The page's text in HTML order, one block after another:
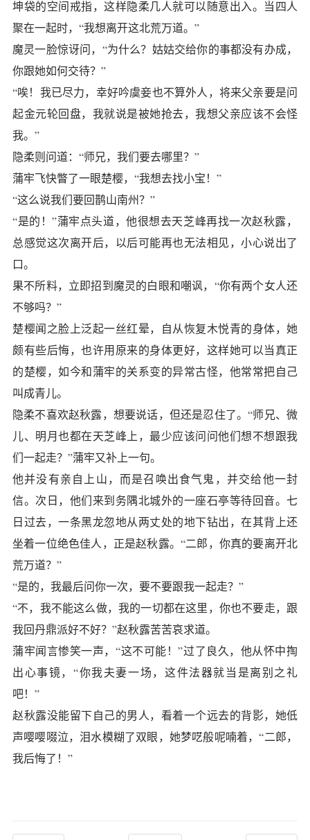
坤袋的空间戒指，这样隐柔几人就可以随意出入。当四人
聚在一起时，“我想离开这北荒万道。”
魔灵一脸惊讶问，“为什么？姑姑交给你的事都没有办成，
你跟她如何交待？”
“唉！我已尽力，幸好吟虞妾也不算外人，将来父亲要是问
起金元轮回盘，我就说是被她抢去，我想父亲应该不会怪
我。”
隐柔则问道：“师兄，我们要去哪里？”
蒲牢飞快瞥了一眼楚樱，“我想去找小宝！”
“这么说我们要回鹊山南州？”
“是的！”蒲牢点头道，他很想去天芝峰再找一次赵秋露，
总感觉这次离开后，以后可能再也无法相见，小心说出了
口。
果不所料，立即招到魔灵的白眼和嘲讽，“你有两个女人还
不够吗？”
楚樱闻之脸上泛起一丝红晕，自从恢复木悦青的身体，她
颇有些后悔，也许用原来的身体更好，这样她可以当真正
的楚樱，如今和蒲牢的关系变的异常古怪，他常常把自己
叫成青儿。
隐柔不喜欢赵秋露，想要说话，但还是忍住了。“师兄、微
儿、明月也都在天芝峰上，最少应该问问他们想不想跟我
们一起走？”蒲牢又补上一句。
他并没有亲自上山，而是召唤出食气鬼，并交给他一封
信。次日，他们来到务隅北城外的一座石亭等待回音。七
日过去，一条黑龙忽地从两丈处的地下钻出，在其背上还
坐着一位绝色佳人，正是赵秋露。“二郎，你真的要离开北
荒万道？”
“是的，我最后问你一次，要不要跟我一起走？”
“不，我不能这么做，我的一切都在这里，你也不要走，跟
我回丹鼎派好不好？”赵秋露苦苦哀求道。
蒲牢闻言惨笑一声，“这不可能！”过了良久，他从怀中掏
出心事镜，“你我夫妻一场，这件法器就当是离别之礼
吧！”
赵秋露没能留下自己的男人，看着一个远去的背影，她低
声嘤嘤啜泣，泪水模糊了双眼，她梦呓般呢喃着，“二郎，
我后悔了！”